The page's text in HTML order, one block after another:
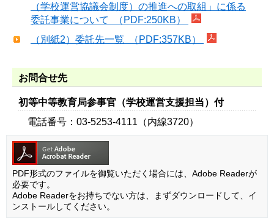
（学校運営協議会制度）の推進への取組」に係る
委託事業について （PDF:250KB）
（別紙2）委託先一覧 （PDF:357KB）
お問合せ先
初等中等教育局参事官（学校運営支援担当）付
電話番号：03-5253-4111（内線3720）
PDF形式のファイルを御覧いただく場合には、Adobe Readerが
必要です。
Adobe Readerをお持ちでない方は、まずダウンロードして、イ
ンストールしてください。